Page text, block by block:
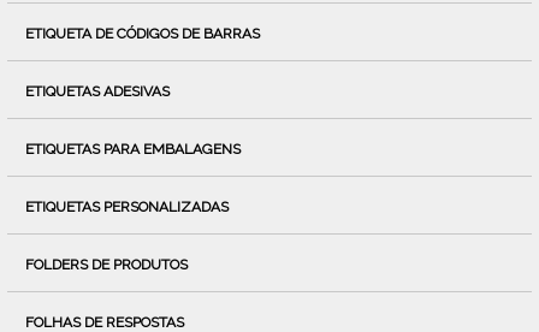
ETIQUETA DE CÓDIGOS DE BARRAS
ETIQUETAS ADESIVAS
ETIQUETAS PARA EMBALAGENS
ETIQUETAS PERSONALIZADAS
FOLDERS DE PRODUTOS
FOLHAS DE RESPOSTAS